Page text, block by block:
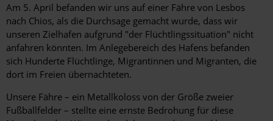
Am 5. April befanden wir uns auf einer Fähre von Lesbos
nach Chios, als die Durchsage gemacht wurde, dass wir
unseren Zielhafen aufgrund "der Flüchtlingssituation" nicht
anfahren könnten. Im Anlegebereich des Hafens befanden
sich Hunderte Flüchtlinge, Migrantinnen und Migranten, die
dort im Freien übernachteten.
Unsere Fähre – ein Metallkoloss von der Größe zweier
Fußballfelder – stellte eine ernste Bedrohung für diese